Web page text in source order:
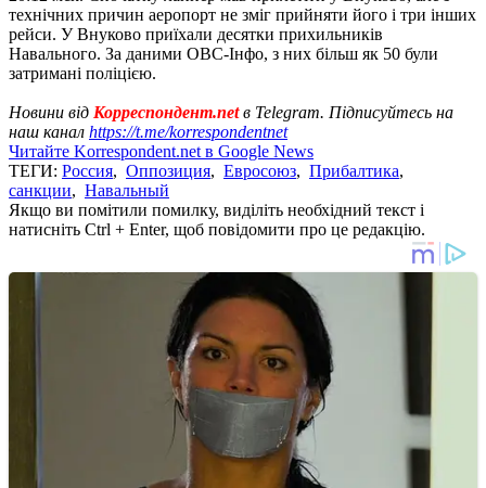
технічних причин аеропорт не зміг прийняти його і три інших
рейси. У Внуково приїхали десятки прихильників
Навального. За даними ОВС-Інфо, з них більш як 50 були
затримані поліцією.
Новини від Корреспондент.netв Telegram. Підписуйтесь на
наш канал https://t.me/korrespondentnet
Читайте Korrespondent.net в Google News
ТЕГИ: Россия, Оппозиция, Евросоюз, Прибалтика,
санкции, Навальный
Якщо ви помітили помилку, виділіть необхідний текст і
натисніть Ctrl + Enter, щоб повідомити про це редакцію.